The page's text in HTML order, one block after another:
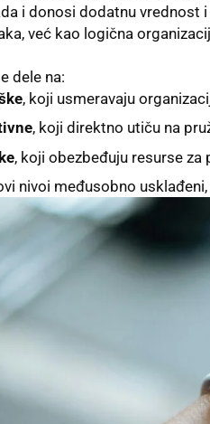
i donosi dodatnu vrednost
već kao logična
dele na:
, koji usmeravaju
, koji direktno utiču na
, koji obezbeđuju resurse
nivoi međusobno